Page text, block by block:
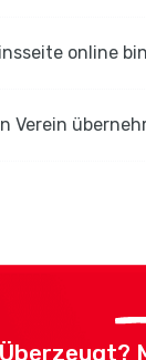
online
Verein
Überzeugt?